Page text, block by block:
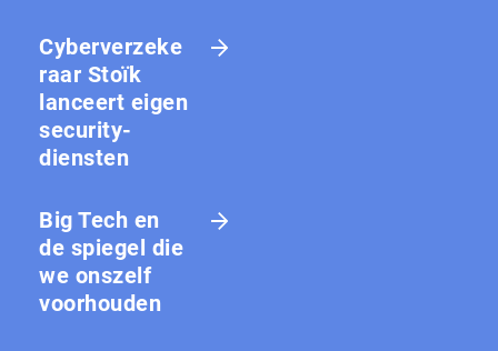
Cyberverzeke
raar Stoïk
lanceert eigen
security-
diensten
Big Tech en
de spiegel die
we onszelf
voorhouden